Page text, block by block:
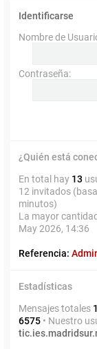
Identificarse
Nombre de
Contraseña:
¿Quién está
En total hay 13
12 invitados
minutos)
La mayor
May 2026, 14:36
Referencia:
Estadísticas
Mensajes totales
6575 • Nuestro